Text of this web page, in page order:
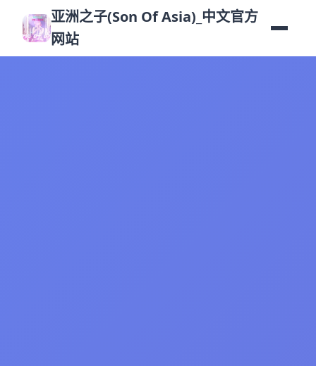
亚洲之子(Son Of Asia)_中文官方
网站